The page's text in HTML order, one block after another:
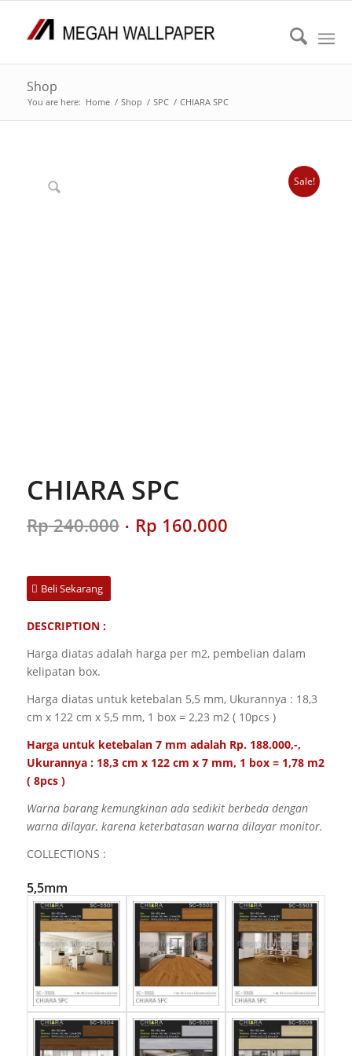
Shop
You are here: Home / Shop / SPC / CHIARA SPC
Sale!
CHIARA SPC
Rp240.000 Original
price
Rp 160.000Current
Beli Sekarang
DESCRIPTION :
Harga diatas adalah harga per m2, pembelian dalam
kelipatan box.
Harga diatas untuk ketebalan 5,5 mm, Ukurannya : 18,3
cm x 122 cm x 5,5 mm, 1 box = 2,23 m2 ( 10pcs )
Harga untuk ketebalan 7 mm adalah Rp. 188.000,-,
Ukurannya : 18,3 cm x 122 cm x 7 mm, 1 box = 1,78 m2
( 8pcs )
Warna barang kemungkinan ada sedikit berbeda dengan
warna dilayar, karena keterbatasan warna dilayar monitor.
COLLECTIONS :
5,5mm